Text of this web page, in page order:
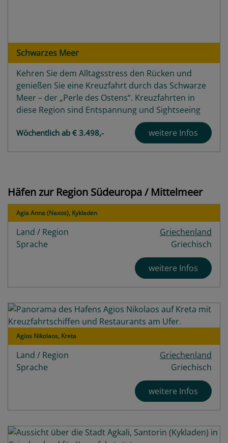
Schwarzes Meer
Kehren Sie dem Alltagsstress den Rücken und
genießen Sie eine Kreuzfahrt durch das Schwarze
Meer – der „Perle des Ostens“. Kreuzfahrten in
diese Region sind Entspannung und Sightseeing
pur! Landschaftlich ist das Schwarze Meer mit
seinen Städten zwischen Tradition und Moderne
ein wahres Paradies. Eine Schwarzmeerkreuzfahrt
Angebote
Häfen
Schiffe
Bewertungen
weitere Infos
Wöchentlich ab € 3.498,-
Häfen zur Region Südeuropa / Mittelmeer
Agia Anna (Naxos), Kykladen
Land / Region
Griechenland
Sprache
Griechisch
weitere Infos
Agios Nikolaos, Kreta
Land / Region
Griechenland
Sprache
Griechisch
weitere Infos